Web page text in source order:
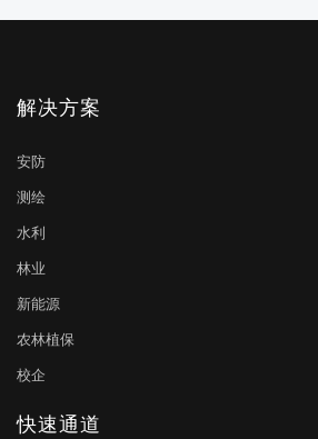
解决方案
安防
测绘
水利
林业
新能源
农林植保
校企
快速通道